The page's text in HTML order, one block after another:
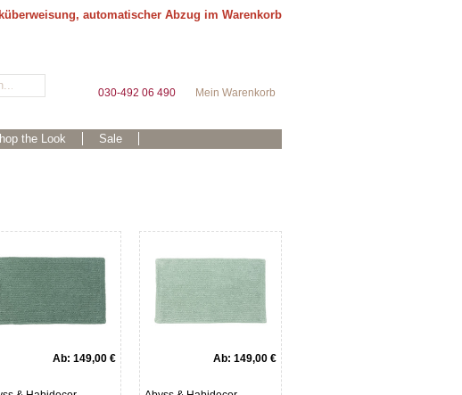
automatischer Abzug im Warenkorb
Mein Warenkorb
030-492 06 490
the Look Sale
Ab: 149,00 € Ab: 149,00 €